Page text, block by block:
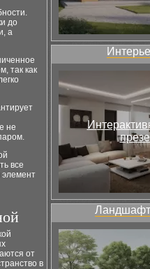
до
а
так как
не
все
элемент
от
в